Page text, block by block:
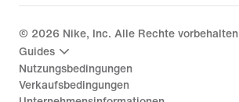
© 2026 Nike, Inc. Alle Rechte vorbehalten
Guides
Nutzungsbedingungen
Verkaufsbedingungen